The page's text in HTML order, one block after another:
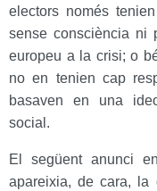
electors només
sense consciència ni
europeu a la crisi; o
no en tenien cap
basaven en una
social.
El següent anunci
apareixia, de cara, la